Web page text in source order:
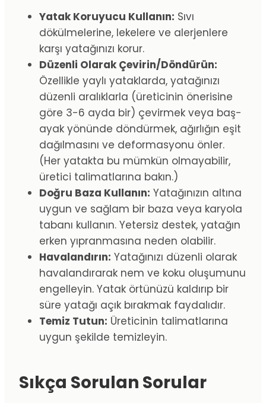
Yatak Koruyucu Kullanın: Sıvı
dökülmelerine, lekelere ve alerjenlere
karşı yatağınızı korur.
Düzenli Olarak Çevirin/Döndürün:
Özellikle yaylı yataklarda, yatağınızı
düzenli aralıklarla (üreticinin önerisine
göre 3-6 ayda bir) çevirmek veya baş-
ayak yönünde döndürmek, ağırlığın eşit
dağılmasını ve deformasyonu önler.
(Her yatakta bu mümkün olmayabilir,
üretici talimatlarına bakın.)
Doğru Baza Kullanın: Yatağınızın altına
uygun ve sağlam bir baza veya karyola
tabanı kullanın. Yetersiz destek, yatağın
erken yıpranmasına neden olabilir.
Havalandırın: Yatağınızı düzenli olarak
havalandırarak nem ve koku oluşumunu
engelleyin. Yatak örtünüzü kaldırıp bir
süre yatağı açık bırakmak faydalıdır.
Temiz Tutun: Üreticinin talimatlarına
uygun şekilde temizleyin.
Sıkça Sorulan Sorular